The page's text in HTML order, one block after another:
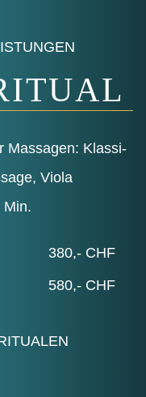
Mas­sa­gen: Klas­si­
Viola
Min.
380,- CHF
580,- CHF